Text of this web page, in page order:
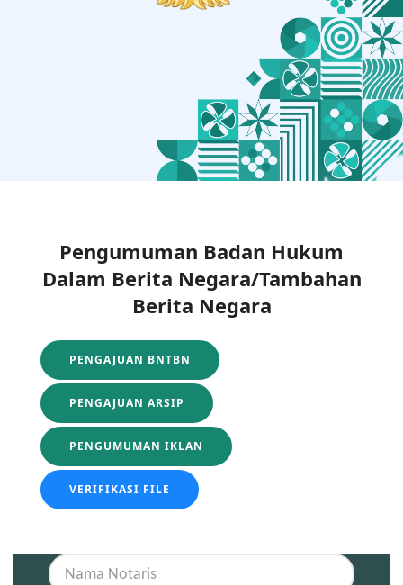
Pengumuman Badan Hukum
Dalam Berita Negara/Tambahan
Berita Negara
PENGAJUAN BNTBN
PENGAJUAN ARSIP
PENGUMUMAN IKLAN
VERIFIKASI FILE